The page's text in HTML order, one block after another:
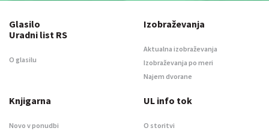
Glasilo
Uradni list RS
O glasilu
Izobraževanja
Aktualna izobraževanja
Izobraževanja po meri
Najem dvorane
Knjigarna
Novo v ponudbi
UL info tok
O storitvi